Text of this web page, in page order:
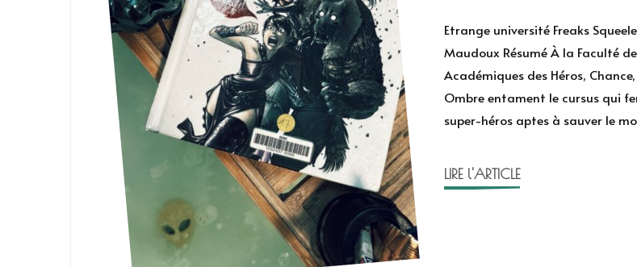
université
Florent
Maudoux
Etrange université Freaks
Maudoux Résumé À la Faculté
Académiques des Héros,
Ombre entament le cursus qui
super-héros aptes à sauver le
LIRE l'ARTICLE